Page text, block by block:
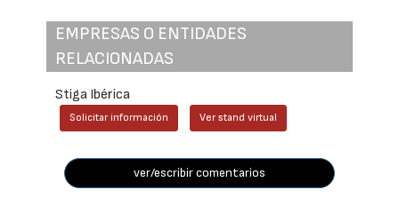
EMPRESAS O ENTIDADES
RELACIONADAS
Stiga Ibérica
Solicitar información Ver stand virtual
ver/escribir comentarios